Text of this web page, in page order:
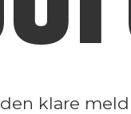
klare